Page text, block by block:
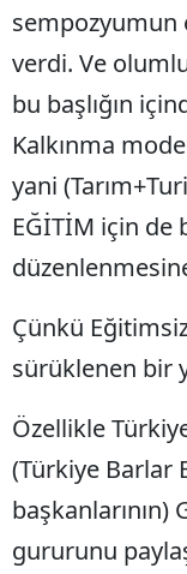
sempozyumun
verdi. Ve
bu başlığın
Kalkınma
yani
EĞİTİM için de
Çünkü
sürüklenen bir
Özellikle
(Türkiye Barlar
başkanlarının)
gururunu